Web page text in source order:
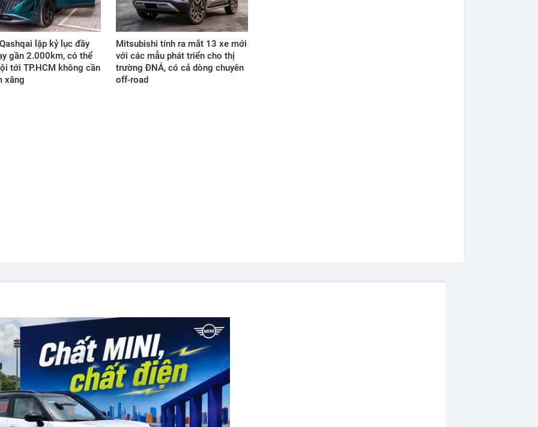
lập kỷ lục đầy
gần 2.000km, có thể
tới TP.HCM không cần
xăng
Mitsubishi tính ra mắt 13 xe mới
với các mẫu phát triển cho thị
trường ĐNÁ, có cả dòng chuyên
off-road